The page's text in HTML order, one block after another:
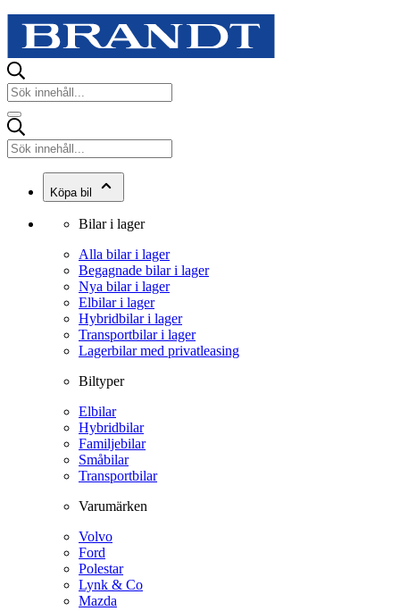
Köpa bil
Bilar i lager
Alla bilar i lager
Begagnade bilar i lager
Nya bilar i lager
Elbilar i lager
Hybridbilar i lager
Transportbilar i lager
Lagerbilar med privatleasing
Biltyper
Elbilar
Hybridbilar
Familjebilar
Småbilar
Transportbilar
Varumärken
Volvo
Ford
Polestar
Lynk & Co
Mazda